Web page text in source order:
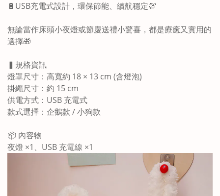
🔋USB充電式設計，環保節能、續航穩定💯
無論當作床頭小夜燈或節慶送禮小驚喜，都是療癒又實用的
選擇🎁
▍規格資訊
燈罩尺寸：高寬約 18 × 13 cm (含燈泡)
掛繩尺寸：約 15 cm
供電方式：USB 充電式
款式選擇：企鵝款 / 小狗款
📦 內容物
夜燈 ×1、USB 充電線 ×1